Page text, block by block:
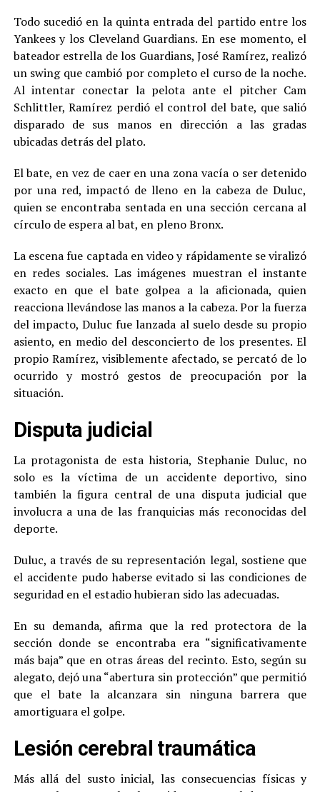
Todo sucedió en la quinta entrada del partido entre los
Yankees y los Cleveland Guardians. En ese momento, el
bateador estrella de los Guardians, José Ramírez, realizó
un swing que cambió por completo el curso de la noche.
Al intentar conectar la pelota ante el pitcher Cam
Schlittler, Ramírez perdió el control del bate, que salió
disparado de sus manos en dirección a las gradas
ubicadas detrás del plato.
El bate, en vez de caer en una zona vacía o ser detenido
por una red, impactó de lleno en la cabeza de Duluc,
quien se encontraba sentada en una sección cercana al
círculo de espera al bat, en pleno Bronx.
La escena fue captada en video y rápidamente se viralizó
en redes sociales. Las imágenes muestran el instante
exacto en que el bate golpea a la aficionada, quien
reacciona llevándose las manos a la cabeza. Por la fuerza
del impacto, Duluc fue lanzada al suelo desde su propio
asiento, en medio del desconcierto de los presentes. El
propio Ramírez, visiblemente afectado, se percató de lo
ocurrido y mostró gestos de preocupación por la
situación.
Disputa judicial
La protagonista de esta historia, Stephanie Duluc, no
solo es la víctima de un accidente deportivo, sino
también la figura central de una disputa judicial que
involucra a una de las franquicias más reconocidas del
deporte.
Duluc, a través de su representación legal, sostiene que
el accidente pudo haberse evitado si las condiciones de
seguridad en el estadio hubieran sido las adecuadas.
En su demanda, afirma que la red protectora de la
sección donde se encontraba era “significativamente
más baja” que en otras áreas del recinto. Esto, según su
alegato, dejó una “abertura sin protección” que permitió
que el bate la alcanzara sin ninguna barrera que
amortiguara el golpe.
Lesión cerebral traumática
Más allá del susto inicial, las consecuencias físicas y